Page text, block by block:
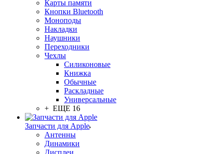
Карты памяти
Кнопки Bluetooth
Моноподы
Накладки
Наушники
Переходники
Чехлы
Силиконовые
Книжка
Обычные
Раскладные
Универсальные
+ ЕЩЕ 16
Запчасти для Apple
Антенны
Динамики
Дисплеи